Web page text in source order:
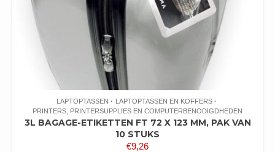
LAPTOPTASSEN
LAPTOPTASSEN EN KOFFERS
PRINTERS, PRINTERSUPPLIES EN COMPUTERBENODIGDHEDEN
3L BAGAGE-ETIKETTEN FT 72 X 123 MM, PAK VAN
10 STUKS
€9,26